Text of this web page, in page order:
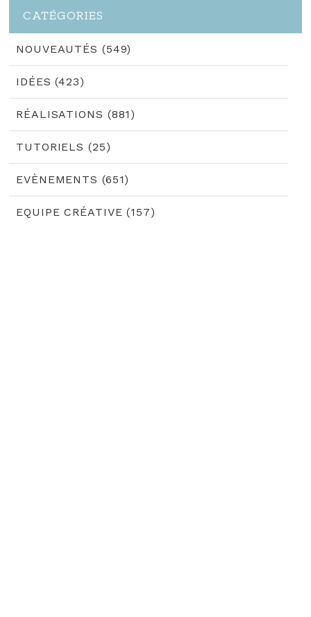
CATÉGORIES
NOUVEAUTÉS (549)
IDÉES (423)
RÉALISATIONS (881)
TUTORIELS (25)
EVÈNEMENTS (651)
EQUIPE CRÉATIVE (157)